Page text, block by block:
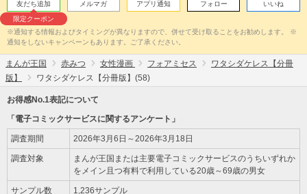
友だち追加
限定クーポン
メルマガ アプリ通知 フォロー いいね
※通知する情報およびタイミングが異なりますので、併せて受け取ることをお勧めします。 ※
通知をしないキャンペーンもあります。ご了承ください。
まんが王国 赤みつ 女性漫画 フォアミセス
ワタシダケレス【分冊
版】
ワタシダケレス【分冊版】(58)
お得感No.1表記について
「電子コミックサービスに関するアンケート」
調査期間 2026年3月6日～2026年3月18日
調査対象
まんが王国または主要電子コミックサービスのうちいずれか
をメイン且つ有料で利用している20歳～69歳の男女
サンプル数 1,236サンプル